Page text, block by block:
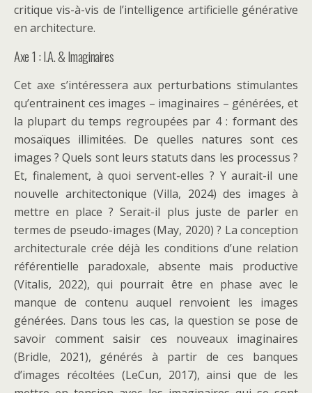
critique vis-à-vis de l’intelligence artificielle générative
en architecture.
Axe 1 : I.A. & Imaginaires
Cet axe s’intéressera aux perturbations stimulantes
qu’entrainent ces images – imaginaires – générées, et
la plupart du temps regroupées par 4 : formant des
mosaïques illimitées. De quelles natures sont ces
images ? Quels sont leurs statuts dans les processus ?
Et, finalement, à quoi servent-elles ? Y aurait-il une
nouvelle architectonique (Villa, 2024) des images à
mettre en place ? Serait-il plus juste de parler en
termes de pseudo-images (May, 2020) ? La conception
architecturale crée déjà les conditions d’une relation
référentielle paradoxale, absente mais productive
(Vitalis, 2022), qui pourrait être en phase avec le
manque de contenu auquel renvoient les images
générées. Dans tous les cas, la question se pose de
savoir comment saisir ces nouveaux imaginaires
(Bridle, 2021), générés à partir de ces banques
d’images récoltées (LeCun, 2017), ainsi que de les